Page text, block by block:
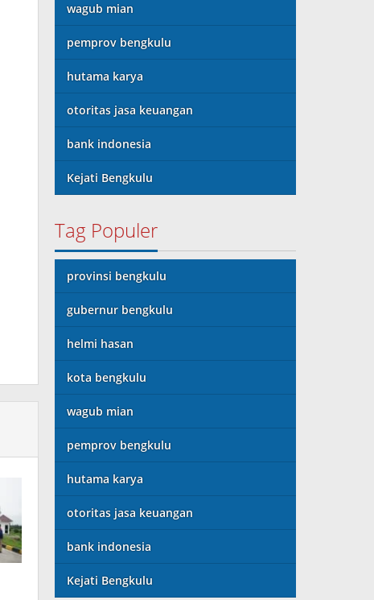
wagub mian
pemprov bengkulu
hutama karya
otoritas jasa keuangan
bank indonesia
Kejati Bengkulu
Tag Populer
provinsi bengkulu
gubernur bengkulu
helmi hasan
kota bengkulu
wagub mian
pemprov bengkulu
hutama karya
otoritas jasa keuangan
bank indonesia
Kejati Bengkulu